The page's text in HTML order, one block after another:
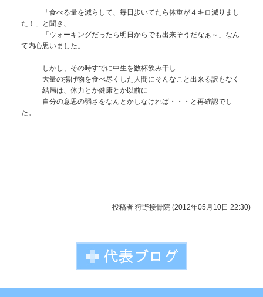
「食べる量を減らして、毎日歩いてたら体重が４キロ減りまし
た！」と聞き、
「ウォーキングだったら明日からでも出来そうだなぁ～」なん
て内心思いました。
しかし、その時すでに中生を数杯飲み干し
大量の揚げ物を食べ尽くした人間にそんなこと出来る訳もなく
結局は、体力とか健康とか以前に
自分の意思の弱さをなんとかしなければ・・・と再確認でし
た。
投稿者 狩野接骨院 (2012年05月10日 22:30)